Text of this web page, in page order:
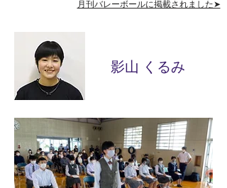
月刊バレーボールに掲載されました➤
影山 くるみ